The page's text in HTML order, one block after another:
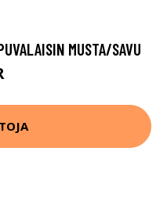
MUSTA/SAVU